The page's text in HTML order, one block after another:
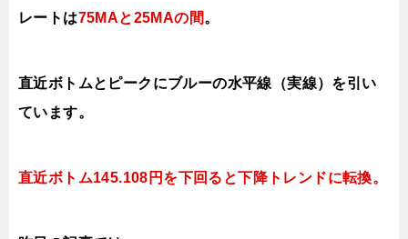
レートは75MAと25MAの間。
直近ボトムとピークにブルーの水平線（実線）を引い
ています。
直近ボトム145.108円を下回ると下降トレンドに転換。